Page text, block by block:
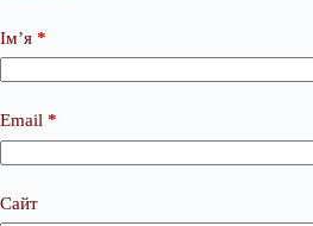
Ім’я *
Email *
Сайт